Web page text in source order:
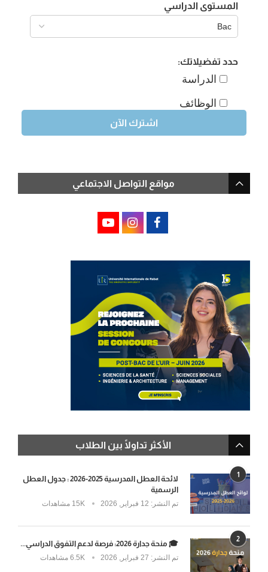
المستوى الدراسي
حدد تفضيلاتك:
الدراسة
الوظائف
مواقع التواصل الاجتماعي
الأكثر تداولًا بين الطلاب
1
لائحة العطل المدرسية 2025-2026 : جدول العطل
الرسمية
تم النشر: 15K مشاهدات
2 🎓 منحة جدارة 2026: فرصة لدعم التفوق الدراسي...
تم النشر: 6.5K مشاهدات